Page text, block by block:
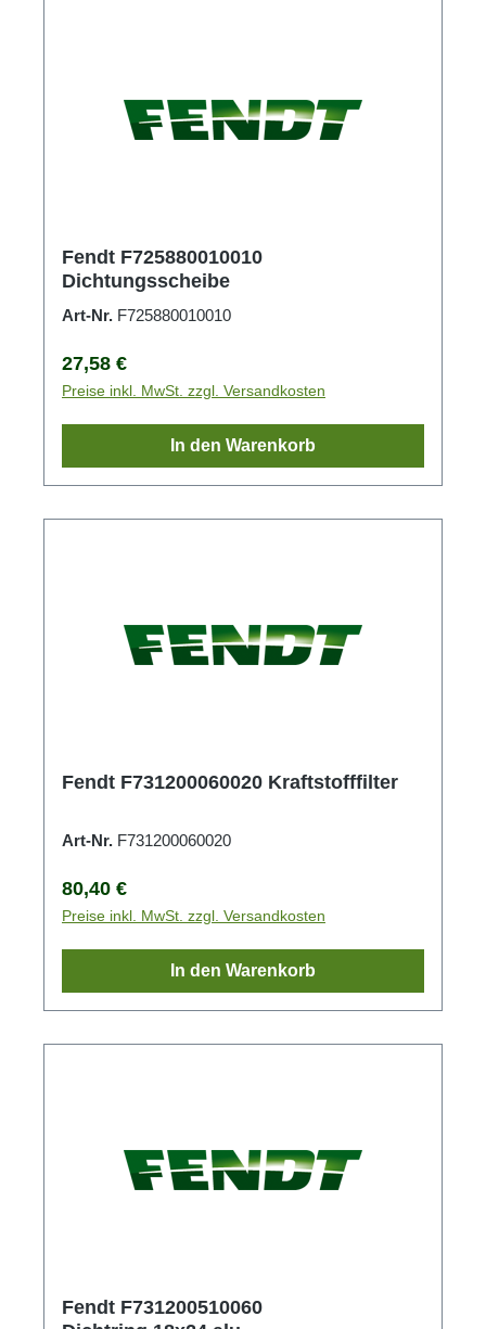
Fendt F725880010010
Dichtungsscheibe
Art-Nr. F725880010010
Regulärer Preis:
27,58 €
Preise inkl. MwSt. zzgl. Versandkosten
In den Warenkorb
Fendt F731200060020 Kraftstofffilter
Art-Nr. F731200060020
Regulärer Preis:
80,40 €
Preise inkl. MwSt. zzgl. Versandkosten
In den Warenkorb
Fendt F731200510060